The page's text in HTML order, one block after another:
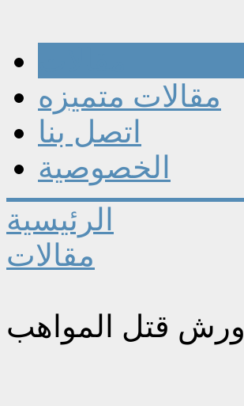
مقالات متميزه
اتصل بنا
الخصوصية
الرئيسية
مقالات
ورش قتل المواهب